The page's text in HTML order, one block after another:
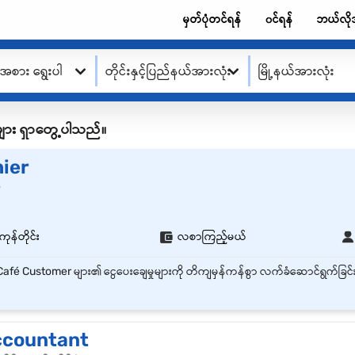
မှတ်ပုံတင်ရန် ၀င်ရန် ဘယ်လို
ား ရွေးပါ တိုင်းနှင့်ပြည်နယ်အားလုံး မြို့နယ်အားလုံး
ား ရှာတွေ့ပါသည်။
ကုန်တိုင်း လစာကြည့်မယ်